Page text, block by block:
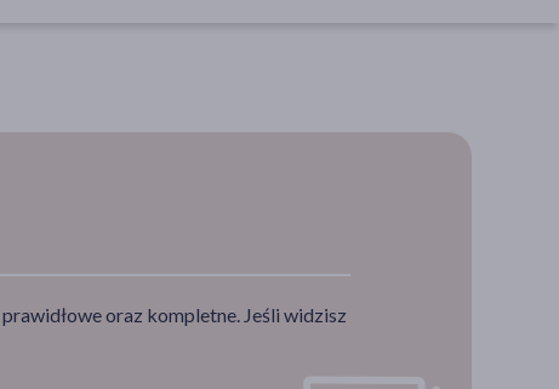
oraz kompletne. Jeśli widzisz